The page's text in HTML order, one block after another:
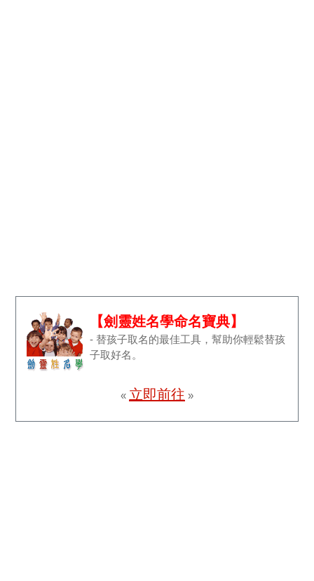
【劍靈姓名學命名寶典】
- 替孩子取名的最佳工具，幫助你輕鬆替孩
子取好名。
« 立即前往 »